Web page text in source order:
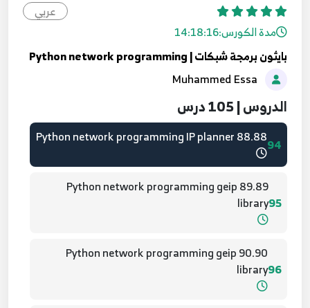
عربي
مدة الكورس:14:18:16
بايثون برمجة شبكات | Python network programming
الدروس | 105 درس
86.86 Python network programming IP planner
87.87 Python network programming IP planner
94
88.88 Python network programming IP planner
95
89.89 Python network programming geip
library
96
90.90 Python network programming geip
library